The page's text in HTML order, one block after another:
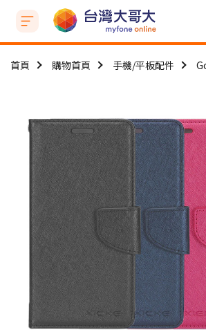
首頁 購物首頁 手機/平板配件